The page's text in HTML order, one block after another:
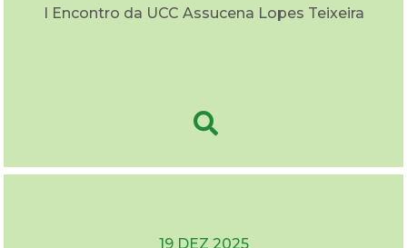
I Encontro da UCC Assucena Lopes Teixeira
19 DEZ 2025